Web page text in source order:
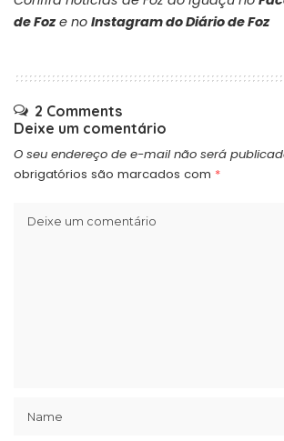
de Foze no Instagram do Diário de Foz
2 Comments
Deixe um comentário
O seu endereço de e-mail não será
obrigatórios são marcados com *